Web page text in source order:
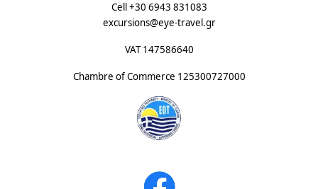
Cell +30 6943 831083
excursions@eye-travel.gr
VAT 147586640
Chambre of Commerce 125300727000